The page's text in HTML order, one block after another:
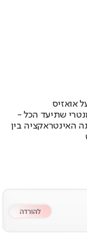
אואזיס
שתיעד הכל -
האינטראקציה בין